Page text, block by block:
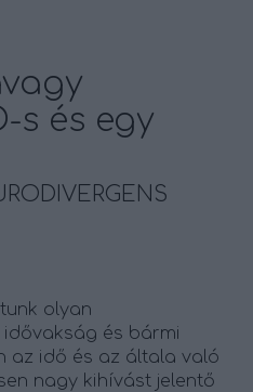
s és egy
olyan
idővakság és bármi
az idő és az általa való
nagy kihívást jelentő